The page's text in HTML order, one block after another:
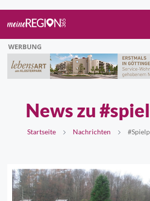
News zu
Startseite Nachrichten